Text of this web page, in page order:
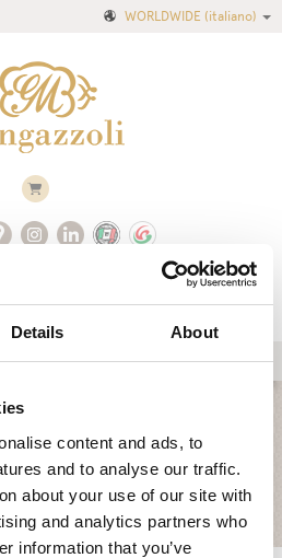
Details About
content and ads, to
and to analyse our traffic.
about your use of our site with
and analytics partners who
information that you’ve
WORLDWIDE (italiano)
COLLEZIONE ARIA